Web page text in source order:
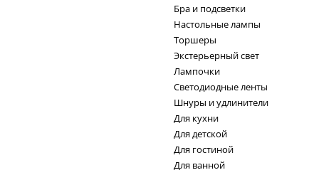
Бра и подсветки
Настольные лампы
Торшеры
Экстерьерный свет
Лампочки
Светодиодные ленты
Шнуры и удлинители
Для кухни
Для детской
Для гостиной
Для ванной